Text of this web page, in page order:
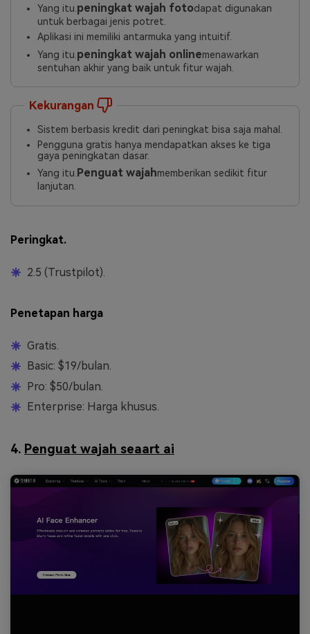
Yang itu. peningkat wajah fotodapat digunakan
untuk berbagai jenis potret.
Aplikasi ini memiliki antarmuka yang intuitif.
Yang itu. peningkat wajah onlinemenawarkan
sentuhan akhir yang baik untuk fitur wajah.
Kekurangan
Sistem berbasis kredit dari peningkat bisa saja mahal.
Pengguna gratis hanya mendapatkan akses ke tiga
gaya peningkatan dasar.
Yang itu. Penguat wajahmemberikan sedikit fitur
lanjutan.
Peringkat.
2.5 (Trustpilot).
Penetapan harga
Gratis.
Basic: $19/bulan.
Pro: $50/bulan.
Enterprise: Harga khusus.
4. Penguat wajah seaart ai